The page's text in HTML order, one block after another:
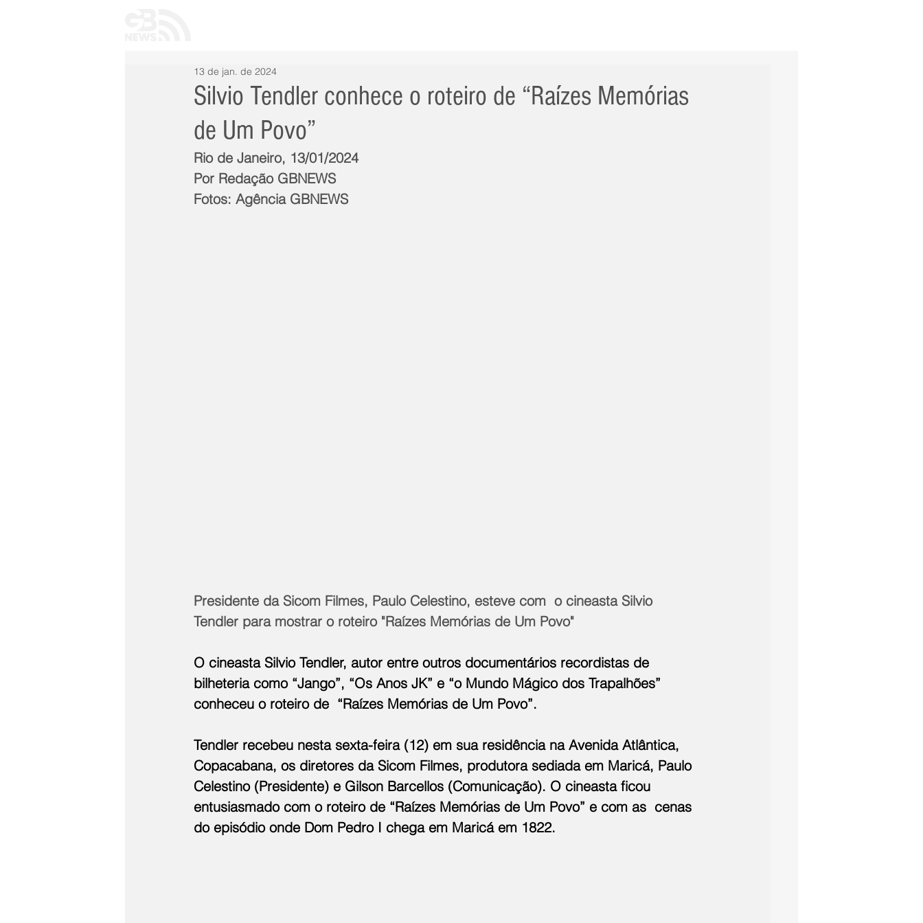
Silvio Tendler conhece o roteiro de “Raízes Memórias
de Um Povo”
13 de jan. de 2024
Rio de Janeiro, 13/01/2024
Por Redação GBNEWS
Fotos: Agência GBNEWS
Presidente da Sicom Filmes, Paulo Celestino, esteve com  o cineasta Silvio
Tendler para mostrar o roteiro "Raízes Memórias de Um Povo"
O cineasta Silvio Tendler, autor entre outros documentários recordistas de
bilheteria como “Jango”, “Os Anos JK” e “o Mundo Mágico dos Trapalhões”
conheceu o roteiro de  “Raízes Memórias de Um Povo”.
Tendler recebeu nesta sexta-feira (12) em sua residência na Avenida Atlântica,
Copacabana, os diretores da Sicom Filmes, produtora sediada em Maricá, Paulo
Celestino (Presidente) e Gilson Barcellos (Comunicação). O cineasta ficou
entusiasmado com o roteiro de “Raízes Memórias de Um Povo” e com as  cenas
do episódio onde Dom Pedro I chega em Maricá em 1822.